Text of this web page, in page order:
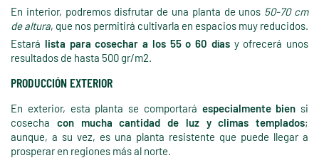
En interior, podremos disfrutar de una planta de unos 50-70 cm
de altura, que nos permitirá cultivarla en espacios muy reducidos.
Estará lista para cosechar a los 55 o 60 díasy ofrecerá unos
resultados de hasta 500 gr/m2.
PRODUCCIÓN EXTERIOR
En exterior, esta planta se comportará especialmente bien si
cosecha con mucha cantidad de luz y climas templados;
aunque, a su vez, es una planta resistente que puede llegar a
prosperar en regiones más al norte.